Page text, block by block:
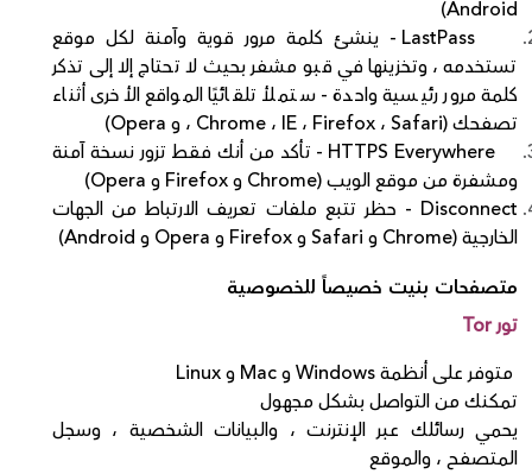
Android)
LastPass - ينشئ كلمة مرور قوية وآمنة لكل موقع
تستخدمه ، وتخزينها في قبو مشفر بحيث لا تحتاج إلا إلى تذكر
كلمة مرور رئيسية واحدة - ستملأ تلقائيًا المواقع الأخرى أثناء
تصفحك (Chrome ، IE ، Firefox ، Safari ، و Opera)
HTTPS Everywhere - تأكد من أنك فقط تزور نسخة آمنة
ومشفرة من موقع الويب (Chrome و Firefox و Opera)
Disconnect - حظر تتبع ملفات تعريف الارتباط من الجهات
الخارجية (Chrome و Safari و Firefox و Opera و Android)
متصفحات بنيت خصيصاً للخصوصية
تور Tor
متوفر على أنظمة Windows و Mac و Linux
تمكنك من التواصل بشكل مجهول
يحمي رسائلك عبر الإنترنت ، والبيانات الشخصية ، وسجل
المتصفح ، والموقع